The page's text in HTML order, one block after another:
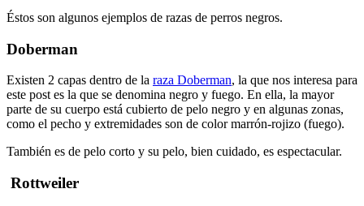
Éstos son algunos ejemplos de razas de perros negros.
Doberman
Existen 2 capas dentro de la raza Doberman, la que nos interesa para
este post es la que se denomina negro y fuego. En ella, la mayor
parte de su cuerpo está cubierto de pelo negro y en algunas zonas,
como el pecho y extremidades son de color marrón-rojizo (fuego).
También es de pelo corto y su pelo, bien cuidado, es espectacular.
Rottweiler